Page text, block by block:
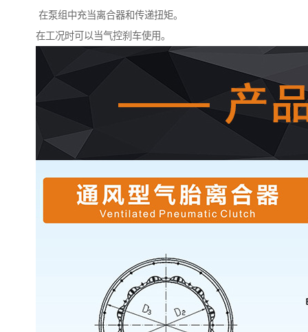
在泵组中充当离合器和传递扭矩。
在工况时可以当气控刹车使用。